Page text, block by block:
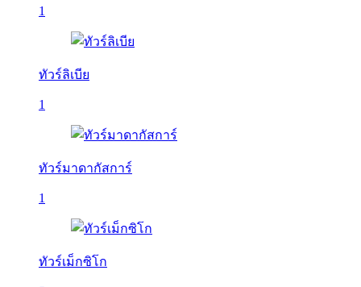
1
ทัวร์ลิเบีย
1
ทัวร์มาดากัสการ์
1
ทัวร์เม็กซิโก